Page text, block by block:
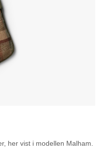
her vist i modellen Malham.